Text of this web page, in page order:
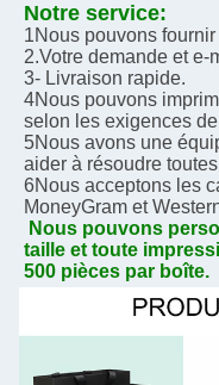
Notre service:
1Nous pouvons
2.Votre demande et e-
3- Livraison rapide.
4Nous pouvons
selon les exigences
5Nous avons une
aider à résoudre
6Nous acceptons les
MoneyGram et
Nous pouvons
taille et toute
500 pièces par boîte.